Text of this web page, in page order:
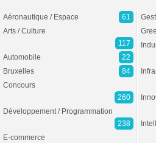
Aéronautique / Espace
61
Arts / Culture
117
Automobile
22
Bruxelles
84
Concours
260
Développement / Programmation
238
E-commerce